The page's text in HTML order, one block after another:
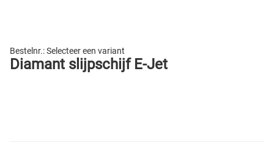
Bestelnr.:Selecteer een variant
Diamant slijpschijf E-Jet